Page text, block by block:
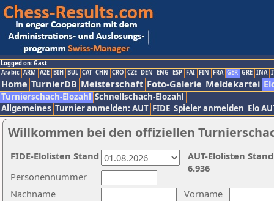
Logged on: Gast
Arabic ARM AZE BIH BUL CAT CHN CRO CZE DEN ENG ESP FAI FIN FRA GER GRE INA
Home TurnierDB Meisterschaft Foto-Galerie Meldekartei
Turnierschach-Elozahl Schnellschach-Elozahl
Allgemeines Turnier anmelden: AUT FIDE Spieler anmelden Elo
Willkommen bei den offiziellen
Nachname
Vorname
Personennummer
AUT-Elolisten
6.936
FIDE-Elolisten Stand